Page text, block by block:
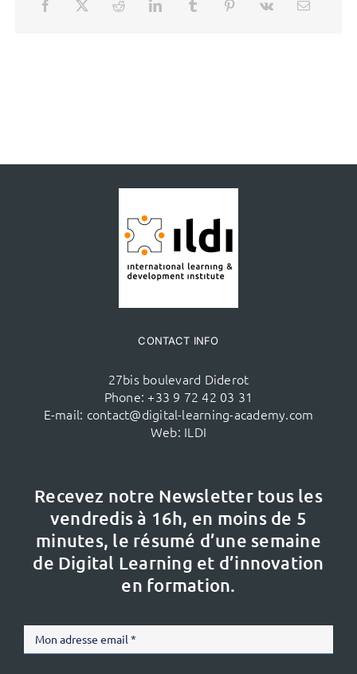
CONTACT INFO
27bis boulevard Diderot
Phone: +33 9 72 42 03 31
E-mail: contact@digital-learning-academy.com
Web: ILDI
Recevez notre Newsletter tous les
vendredis à 16h, en moins de 5
minutes, le résumé d’une semaine
de Digital Learning et d’innovation
en formation.